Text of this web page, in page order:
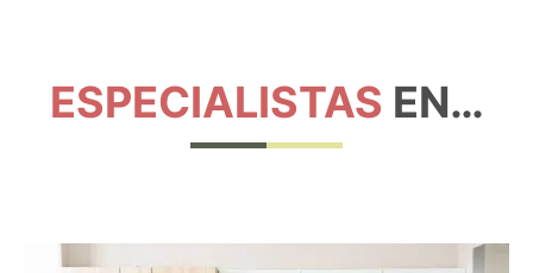
ESPECIALISTAS EN…